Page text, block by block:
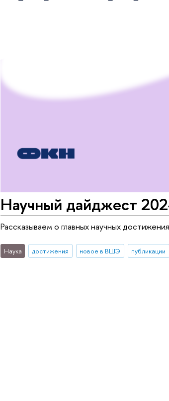
Научный дайджест
Рассказываем о главных научных
Наука достижения новое в ВШЭ публикации